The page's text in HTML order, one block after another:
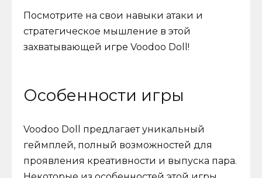
Посмотрите на свои навыки атаки и
стратегическое мышление в этой
захватывающей игре Voodoo Doll!
Особенности игры
Voodoo Doll предлагает уникальный
геймплей, полный возможностей для
проявления креативности и выпуска пара.